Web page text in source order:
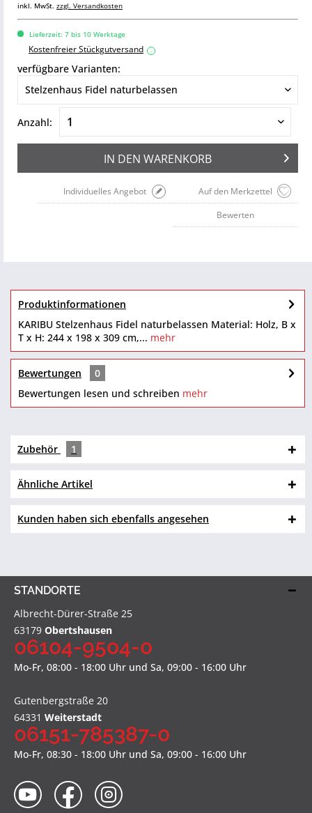
inkl. MwSt. zzgl. Versandkosten
Lieferzeit: 7 bis 10 Werktage
Kostenfreier Stückgutversand i
verfügbare Varianten:
Anzahl:
IN DEN WARENKORB
Auf den Merkzettel
Individuelles Angebot
Bewerten
Produktinformationen
KARIBU Stelzenhaus Fidel naturbelassen Material: Holz, B x
T x H: 244 x 198 x 309 cm,... mehr
Bewertungen
0
Bewertungen lesen und schreiben mehr
Zubehör 1
Ähnliche Artikel
Kunden haben sich ebenfalls angesehen
STANDORTE
Albrecht-Dürer-Straße 25
63179 Obertshausen
06104-9504-0
Mo-Fr, 08:00 - 18:00 Uhr und Sa, 09:00 - 16:00 Uhr
Gutenbergstraße 20
64331 Weiterstadt
06151-785387-0
Mo-Fr, 08:30 - 18:00 Uhr und Sa, 09:00 - 16:00 Uhr